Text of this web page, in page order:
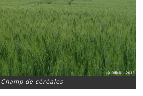
Champ de céréales